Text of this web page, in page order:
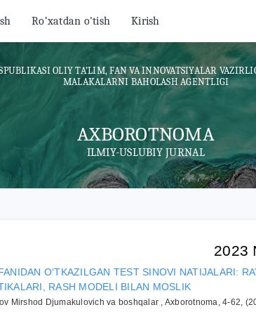
Ro‘xatdan o'tish Kirish
OLIY TA’LIM, FAN VA INNOVATSIYALAR
MALAKALARNI BAHOLASH AGENTLIGI
AXBOROTNOMA
ILMIY-USLUBIY JURNAL
O‘TKAZILGAN TEST SINOVI NATIJALARI:
RASH MODELI BILAN MOSLIK
Mirshod Djumakulovich va boshqalar , Axborotnoma, 4-62,